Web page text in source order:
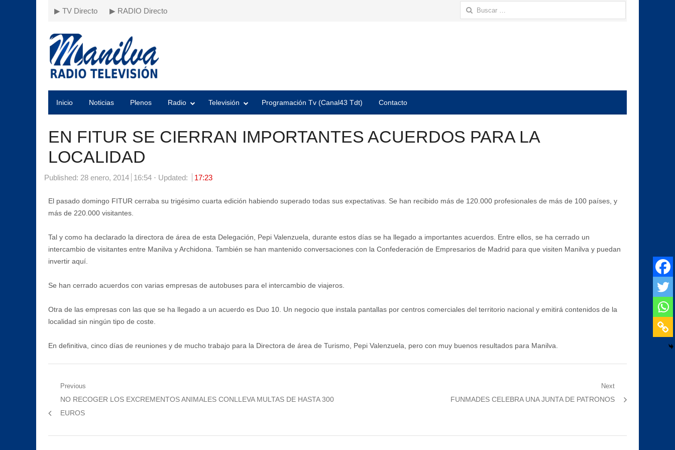
▶ TV Directo ▶ RADIO Directo Buscar:
Inicio Noticias Plenos Radio Televisión Programación Tv (Canal43 Tdt) Contacto
EN FITUR SE CIERRAN IMPORTANTES ACUERDOS PARA LA
LOCALIDAD
Published: 28 enero, 2014 16:54 Updated: 17:23
El pasado domingo FITUR cerraba su trigésimo cuarta edición habiendo superado todas sus expectativas. Se han recibido más de 120.000 profesionales de más de 100 países, y
más de 220.000 visitantes.
Tal y como ha declarado la directora de área de esta Delegación, Pepi Valenzuela, durante estos días se ha llegado a importantes acuerdos. Entre ellos, se ha cerrado un
intercambio de visitantes entre Manilva y Archidona. También se han mantenido conversaciones con la Confederación de Empresarios de Madrid para que visiten Manilva y puedan
invertir aquí.
Se han cerrado acuerdos con varias empresas de autobuses para el intercambio de viajeros.
Otra de las empresas con las que se ha llegado a un acuerdo es Duo 10. Un negocio que instala pantallas por centros comerciales del territorio nacional y emitirá contenidos de la
localidad sin ningún tipo de coste.
En definitiva, cinco días de reuniones y de mucho trabajo para la Directora de área de Turismo, Pepi Valenzuela, pero con muy buenos resultados para Manilva.
Navegación
Previous
Previous
post:
NO RECOGER LOS EXCREMENTOS ANIMALES CONLLEVA MULTAS DE HASTA 300
EUROS
Next
Next
FUNMADES CELEBRA UNA JUNTA DE PATRONOS